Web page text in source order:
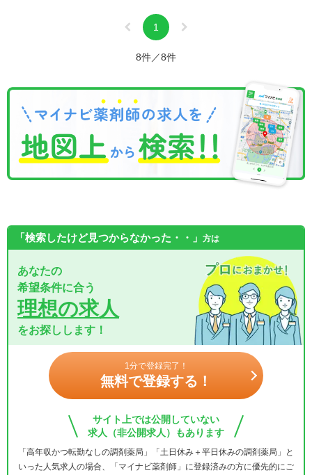
1
8件／8件
「検索したけど見つからなかった・・」 方は
あなたの
希望条件に合う
理想の求人
をお探しします！
1分で登録完了！
無料で登録する！
サイト上では公開していない
求人（非公開求人）もあります
「高年収かつ転勤なしの調剤薬局」「土日休み＋平日休みの調剤薬局」と
いった人気求人の場合、「マイナビ薬剤師」に登録済みの方に優先的にご